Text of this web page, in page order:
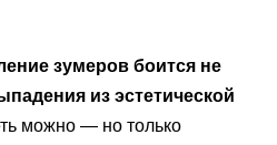
зумеров боится не
из эстетической
можно — но только